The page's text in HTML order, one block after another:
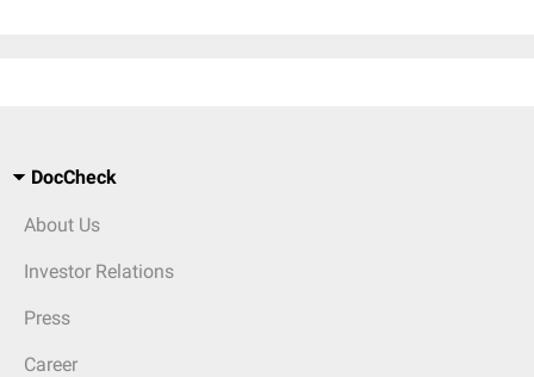
DocCheck
About Us
Investor Relations
Press
Career